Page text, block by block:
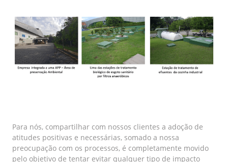
Para nós, compartilhar com nossos clientes a adoção de
atitudes positivas e necessárias, somado a nossa
preocupação com os processos, é completamente movido
pelo objetivo de tentar evitar qualquer tipo de impacto